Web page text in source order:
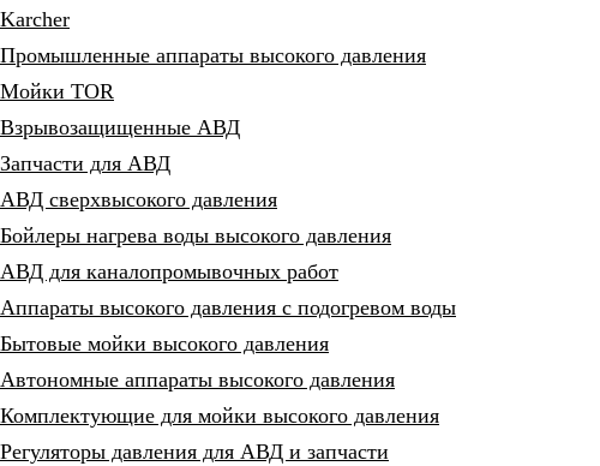
Karcher
Промышленные аппараты высокого давления
Мойки TOR
Взрывозащищенные АВД
Запчасти для АВД
АВД сверхвысокого давления
Бойлеры нагрева воды высокого давления
АВД для каналопромывочных работ
Аппараты высокого давления с подогревом воды
Бытовые мойки высокого давления
Автономные аппараты высокого давления
Комплектующие для мойки высокого давления
Регуляторы давления для АВД и запчасти